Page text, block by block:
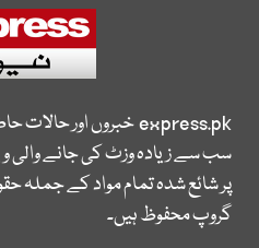
express.pkخبروں اور حالات
سب سے زیادہ وزٹ کی جانے
پر شائع شدہ تمام مواد کے جملہ
گروپ محفوظ ہیں۔